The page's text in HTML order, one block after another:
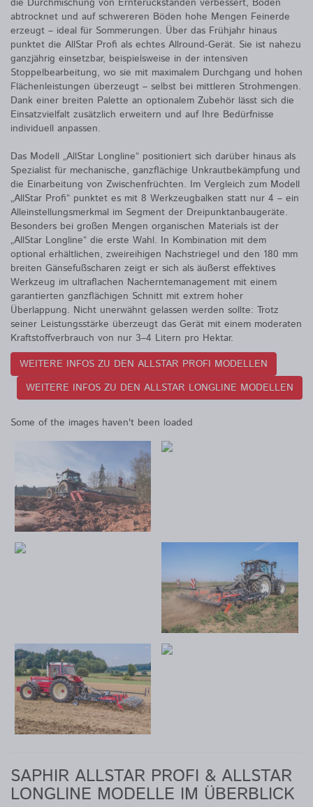
abtrocknet und auf schwereren Böden hohe Mengen Feinerde
erzeugt – ideal für Sommerungen. Über das Frühjahr hinaus
punktet die AllStar Profi als echtes Allround-Gerät. Sie ist nahezu
ganzjährig einsetzbar, beispielsweise in der intensiven
Stoppelbearbeitung, wo sie mit maximalem Durchgang und hohen
Flächenleistungen überzeugt – selbst bei mittleren Strohmengen.
Dank einer breiten Palette an optionalem Zubehör lässt sich die
Einsatzvielfalt zusätzlich erweitern und auf Ihre Bedürfnisse
individuell anpassen.
Das Modell „AllStar Longline“ positioniert sich darüber hinaus als
Spezialist für mechanische, ganzflächige Unkrautbekämpfung und
die Einarbeitung von Zwischenfrüchten. Im Vergleich zum Modell
„AllStar Profi“ punktet es mit 8 Werkzeugbalken statt nur 4 – ein
Alleinstellungsmerkmal im Segment der Dreipunktanbaugeräte.
Besonders bei großen Mengen organischen Materials ist der
„AllStar Longline“ die erste Wahl. In Kombination mit dem
optional erhältlichen, zweireihigen Nachstriegel und den 180 mm
breiten Gänsefußscharen zeigt er sich als äußerst effektives
Werkzeug im ultraflachen Nacherntemanagement mit einem
garantierten ganzflächigen Schnitt mit extrem hoher
Überlappung. Nicht unerwähnt gelassen werden sollte: Trotz
seiner Leistungsstärke überzeugt das Gerät mit einem moderaten
Kraftstoffverbrauch von nur 3–4 Litern pro Hektar.
WEITERE INFOS ZU DEN ALLSTAR PROFI MODELLEN
WEITERE INFOS ZU DEN ALLSTAR LONGLINE MODELLEN
Some of the images haven't been loaded
SAPHIR ALLSTAR PROFI & ALLSTAR
LONGLINE MODELLE IM ÜBERBLICK